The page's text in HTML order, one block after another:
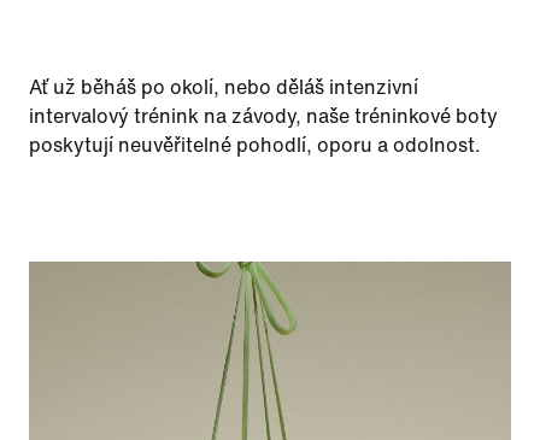
Ať už běháš po okolí, nebo děláš intenzivní
intervalový trénink na závody, naše tréninkové boty
poskytují neuvěřitelné pohodlí, oporu a odolnost.